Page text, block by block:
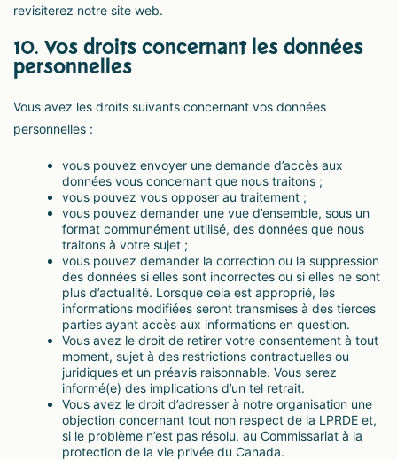
revisiterez notre site web.
10. Vos droits concernant les données
personnelles
Vous avez les droits suivants concernant vos données
personnelles :
vous pouvez envoyer une demande d’accès aux
données vous concernant que nous traitons ;
vous pouvez vous opposer au traitement ;
vous pouvez demander une vue d’ensemble, sous un
format communément utilisé, des données que nous
traitons à votre sujet ;
vous pouvez demander la correction ou la suppression
des données si elles sont incorrectes ou si elles ne sont
plus d’actualité. Lorsque cela est approprié, les
informations modifiées seront transmises à des tierces
parties ayant accès aux informations en question.
Vous avez le droit de retirer votre consentement à tout
moment, sujet à des restrictions contractuelles ou
juridiques et un préavis raisonnable. Vous serez
informé(e) des implications d’un tel retrait.
Vous avez le droit d’adresser à notre organisation une
objection concernant tout non respect de la LPRDE et,
si le problème n’est pas résolu, au Commissariat à la
protection de la vie privée du Canada.